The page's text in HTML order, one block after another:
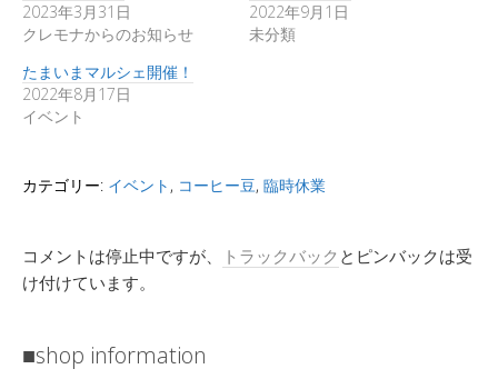
2023年3月31日
クレモナからのお知らせ
2022年9月1日
未分類
たまいまマルシェ開催！
2022年8月17日
イベント
カテゴリー: イベント , コーヒー豆, 臨時休業
コメントは停止中ですが、 トラックバック とピンバックは受
け付けています。
■shop information